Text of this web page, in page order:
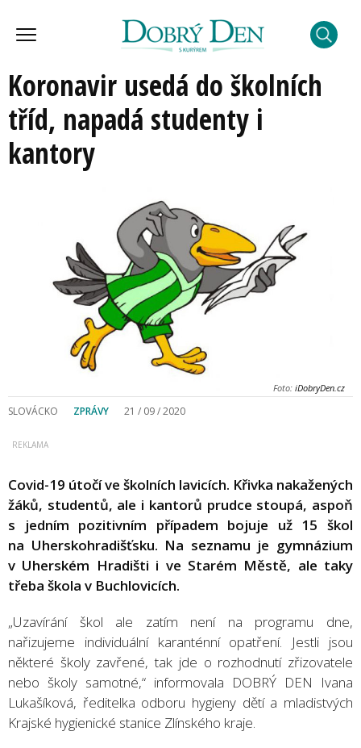
Koronavir usedá do školních
tříd, napadá studenty i
kantory
Foto: iDobryDen.cz
SLOVÁCKO ZPRÁVY 21 / 09 / 2020
Covid-19 útočí ve školních lavicích. Křivka nakažených
žáků, studentů, ale i kantorů prudce stoupá, aspoň
s jedním pozitivním případem bojuje už 15 škol
na Uherskohradišťsku. Na seznamu je gymnázium
v Uherském Hradišti i ve Starém Městě, ale taky
třeba škola v Buchlovicích.
„Uzavírání škol ale zatím není na programu dne,
nařizujeme individuální karanténní opatření. Jestli jsou
některé školy zavřené, tak jde o rozhodnutí zřizovatele
nebo školy samotné,“ informovala DOBRÝ DEN Ivana
Lukašíková, ředitelka odboru hygieny dětí a mladistvých
Krajské hygienické stanice Zlínského kraje.